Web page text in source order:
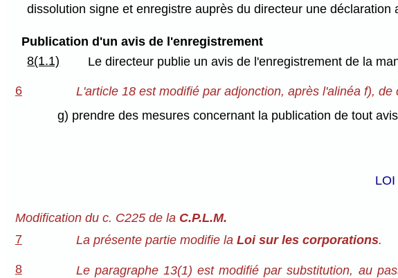
dissolution signe et enregistre auprès du directeur une déclaration
Publication d'un avis de l'enregistrement
8(1.1)
Le directeur publie un avis de l'enregistrement de la
6
L'article 18 est modifié par adjonction, après l'alinéa f), de
g) prendre des mesures concernant la publication de tout
Modification du c. C225 de la C.P.L.M.
7
La présente partie modifie la Loi sur les corporations.
8 Le paragraphe 13(1) est modifié par substitution, au